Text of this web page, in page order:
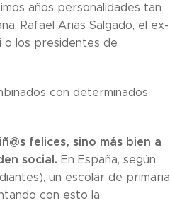
años personalidades tan
Rafael Arias Salgado, el ex-
o los presidentes de
con determinados
felices, sino más bien a
social. En España, según
un escolar de primaria
con esto la